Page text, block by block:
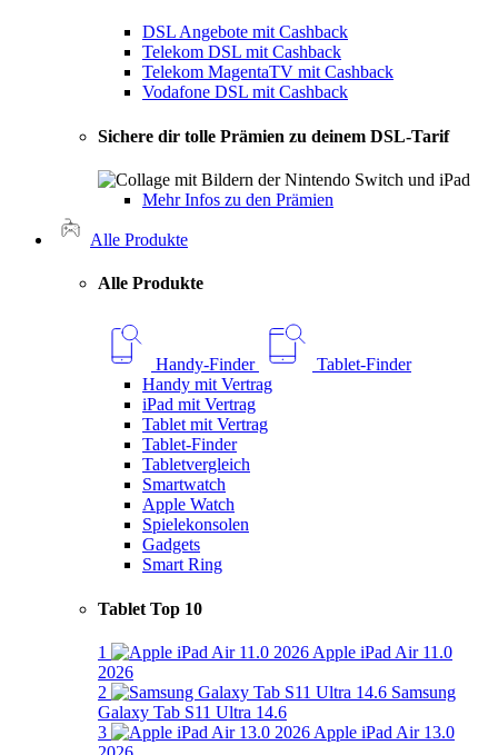
DSL Angebote mit Cashback
Telekom DSL mit Cashback
Telekom MagentaTV mit Cashback
Vodafone DSL mit Cashback
Sichere dir tolle Prämien zu deinem DSL-Tarif
Mehr Infos zu den Prämien
Alle Produkte
Alle Produkte
Handy-Finder
Tablet-Finder
Handy mit Vertrag
iPad mit Vertrag
Tablet mit Vertrag
Tablet-Finder
Tabletvergleich
Smartwatch
Apple Watch
Spielekonsolen
Gadgets
Smart Ring
Tablet Top 10
1
Apple iPad Air 11.0
2026
2
Samsung
Galaxy Tab S11 Ultra 14.6
3
Apple iPad Air 13.0